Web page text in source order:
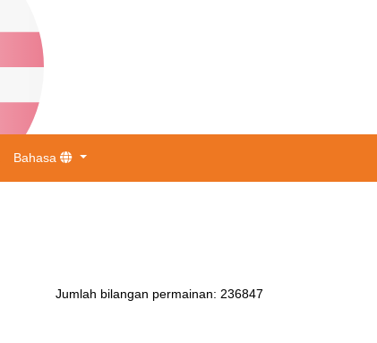
Bahasa
Jumlah bilangan permainan: 236847